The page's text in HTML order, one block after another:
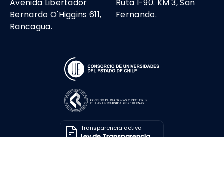
Avenida Libertador
Bernardo O'Higgins 611,
Rancagua.
Ruta I-90. KM 3, San
Fernando.
Transparencia activa
Ley de Transparencia